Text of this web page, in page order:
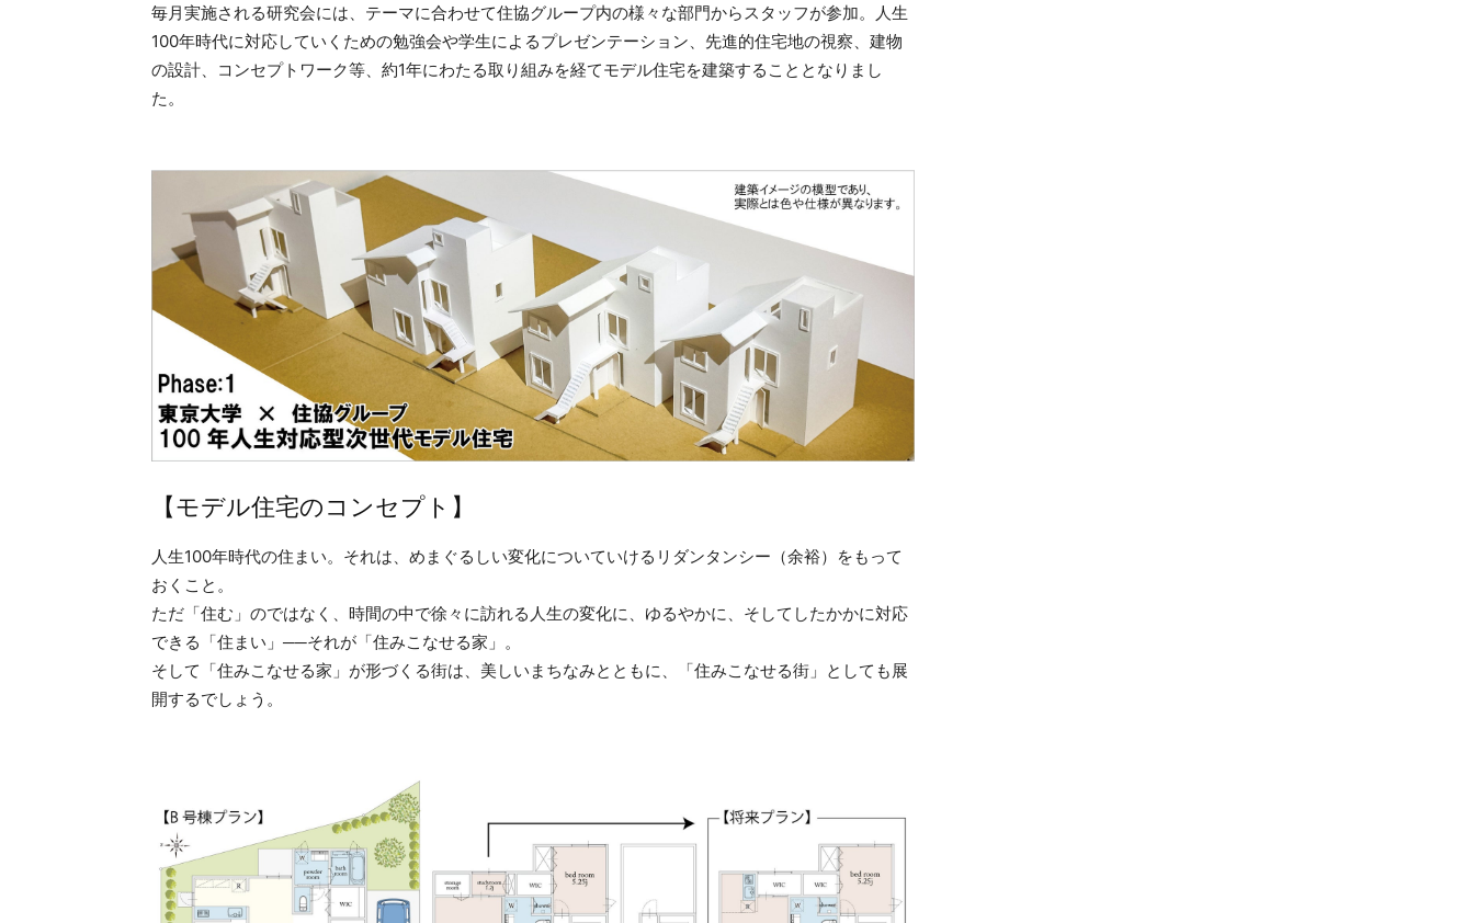
毎月実施される研究会には、テーマに合わせて住協グループ内の様々な部門からスタッフが参加。人生
100年時代に対応していくための勉強会や学生によるプレゼンテーション、先進的住宅地の視察、建物
の設計、コンセプトワーク等、約1年にわたる取り組みを経てモデル住宅を建築することとなりまし
た。
【モデル住宅のコンセプト】
人生100年時代の住まい。それは、めまぐるしい変化についていけるリダンタンシー（余裕）をもって
おくこと。
ただ「住む」のではなく、時間の中で徐々に訪れる人生の変化に、ゆるやかに、そしてしたかかに対応
できる「住まい」──それが「住みこなせる家」。
そして「住みこなせる家」が形づくる街は、美しいまちなみとともに、「住みこなせる街」としても展
開するでしょう。